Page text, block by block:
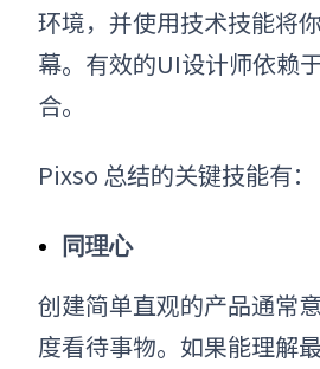
环境，并使用技术技能将
幕。有效的UI设计师依赖
合。
Pixso 总结的关键技能有：
同理心
创建简单直观的产品通常
度看待事物。如果能理解